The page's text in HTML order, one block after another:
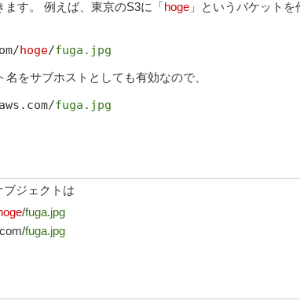
す。 例えば、東京のS3に「 hoge 」というバケットを
hoge/fuga.jpg
をサブホストとしても有効なので、
fuga.jpg
ブジェクトは
/fuga.jpg
fuga.jpg